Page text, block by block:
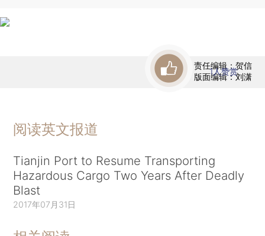
责任编辑：贺信
版面编辑：刘潇
1人赞赏
阅读英文报道
Tianjin Port to Resume Transporting
Hazardous Cargo Two Years After Deadly
Blast
2017年07月31日